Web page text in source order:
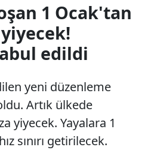
1 Ocak'tan
edildi
yeni düzenleme
Artık ülkede
yiyecek. Yayalara 1
sınırı getirilecek.